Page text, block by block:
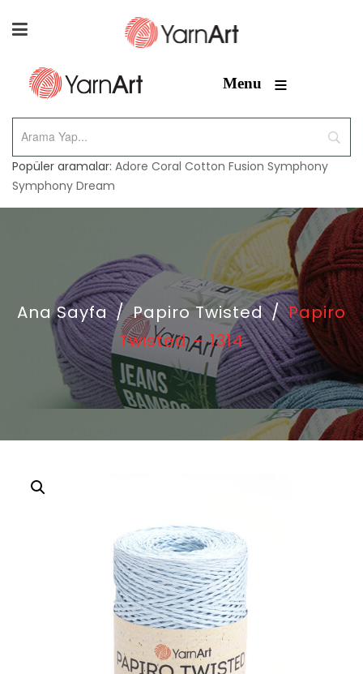
Menu ≡
Popüler aramalar: Adore Coral Cotton Fusion Symphony
Symphony Dream
Ana Sayfa / Papiro Twisted / Papiro
Twisted – 1314